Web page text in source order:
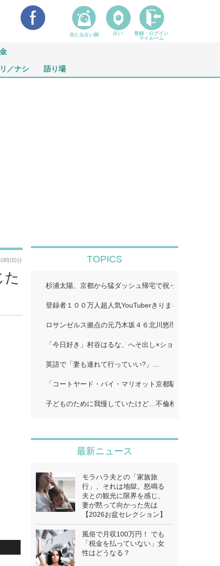
／ナシ 語り場
た
時00分 TOPICS
杉浦太陽、京都から猛ダッシュ帰宅で祝った夢空ちゃ
登録者１００万人超人気YouTuberきりまる、婚約者と
ロサンゼルス拠点の元乃木坂４６北川悠理、美肌輝く
「今日好き」村谷はるな、へそ出し×ショートパンツ
英語で「妻も連れて行っていい?」…
「コートヤード・バイ・マリオット京都駅」…
子どものために我慢していたけど…不倫相手に「離婚
最新ニュース
モラハラ夫との「家族旅
行」、それは地獄。怒鳴る
夫との観光に限界を感じ、
妻が黙って向かった先は
【2026お盆セレクション】
風俗で月収100万円！ でも
「税金を払っていない」女
性はどうなる？
当たる占い師 占い
登録・ログイン
マイルーム